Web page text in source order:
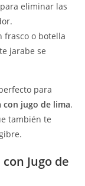
eliminar las
frasco o botella
jarabe se
para
con jugo de lima.
también te
Jugo de